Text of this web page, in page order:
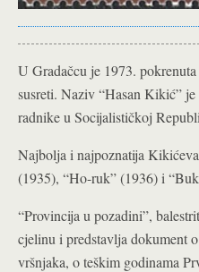
U Gradačcu je 1973.
susreti. Naziv “Hasan Kikić”
radnike u Socijalističkoj
Najbolja i najpoznatija
(1935), “Ho-ruk” (1936) i
“Provincija u pozadini”,
cjelinu i predstavlja dokument
vršnjaka, o teškim godinama